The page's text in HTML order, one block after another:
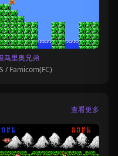
马里奥兄弟
/ Famicom(FC)
查看更多